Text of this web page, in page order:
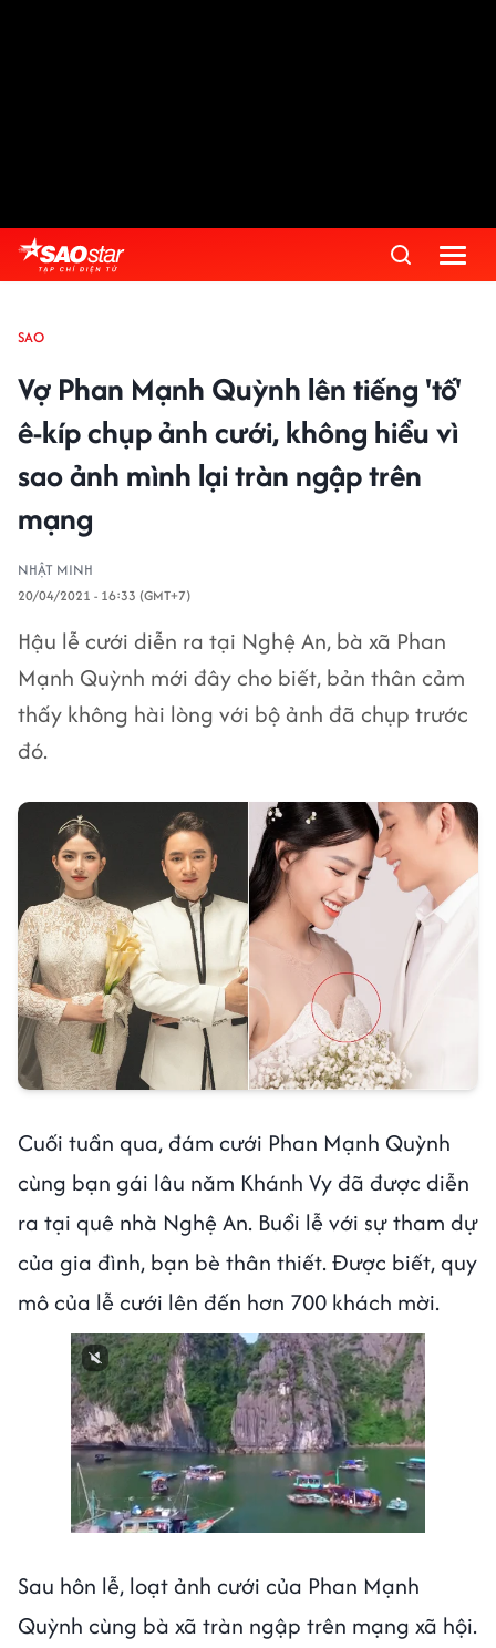
SAO
Vợ Phan Mạnh Quỳnh lên tiếng 'tố'
ê-kíp chụp ảnh cưới, không hiểu vì
sao ảnh mình lại tràn ngập trên
mạng
NHẬT MINH
20/04/2021 - 16:33 (GMT+7)
Hậu lễ cưới diễn ra tại Nghệ An, bà xã Phan
Mạnh Quỳnh mới đây cho biết, bản thân cảm
thấy không hài lòng với bộ ảnh đã chụp trước
đó.
Cuối tuần qua, đám cưới Phan Mạnh Quỳnh
cùng bạn gái lâu năm Khánh Vy đã được diễn
ra tại quê nhà Nghệ An. Buổi lễ với sự tham dự
của gia đình, bạn bè thân thiết. Được biết, quy
mô của lễ cưới lên đến hơn 700 khách mời.
Next video in 2 Cancel
Sau hôn lễ, loạt ảnh cưới của Phan Mạnh
Quỳnh cùng bà xã tràn ngập trên mạng xã hội.